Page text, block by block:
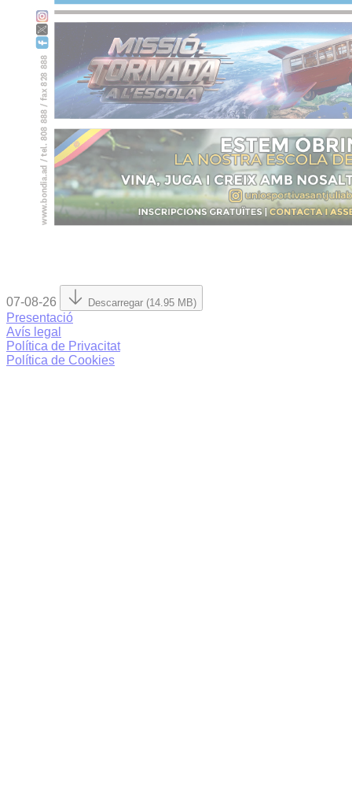
07-08-26 Descarregar (14.95 MB)
Presentació
Avís legal
Política de Privacitat
Política de Cookies